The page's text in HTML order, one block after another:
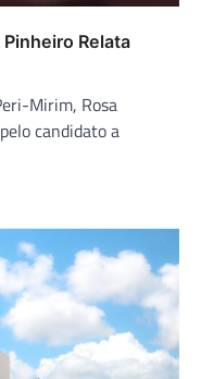
Relata
Mirim, Rosa
candidato a